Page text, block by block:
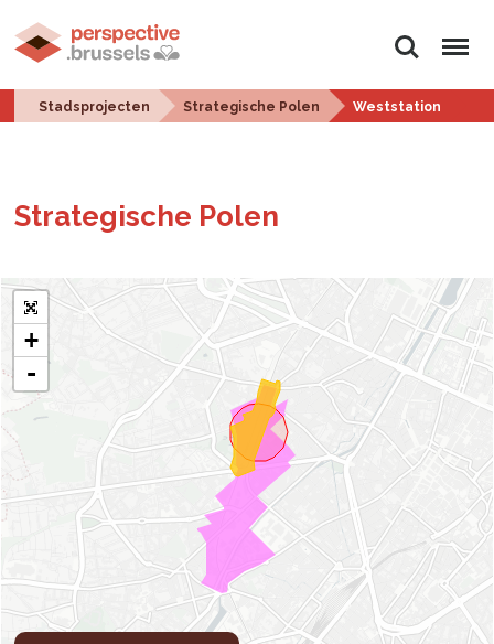
Zoeken Menu
Stadsprojecten Strategische Polen Weststation
Stra­te­gi­sche Polen
+
-